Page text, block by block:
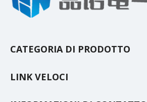
CATEGORIA DI PRODOTTO
LINK VELOCI